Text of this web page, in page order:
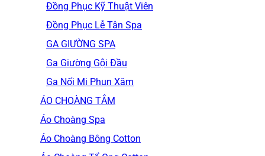
Đồng Phục Kỹ Thuật Viên
Đồng Phục Lễ Tân Spa
GA GIƯỜNG SPA
Ga Giường Gội Đầu
Ga Nối Mi Phun Xăm
ÁO CHOÀNG TẮM
Áo Choàng Spa
Áo Choàng Bông Cotton